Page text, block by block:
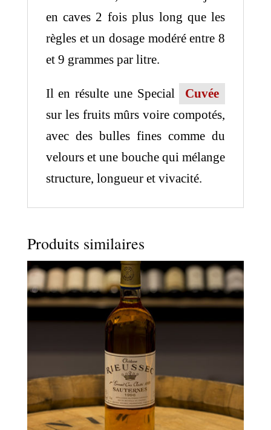
en caves 2 fois plus long que les
règles et un dosage modéré entre 8
et 9 grammes par litre.
Il en résulte une Special
Cuvée
sur les fruits mûrs voire compotés,
avec des bulles fines comme du
velours et une bouche qui mélange
structure, longueur et vivacité.
Produits similaires